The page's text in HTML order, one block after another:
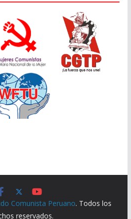
Comunista Peruano. Todos los
reservados.